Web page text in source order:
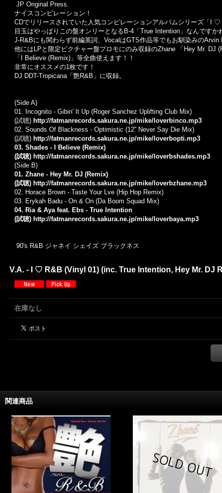
JP Original Press.
ナイスコンピレーション！
CDでリリースされていた人気コンピレーションアルバムシリーズ「I ♡
目玉はやっぱりこの盤オンリーとなるB-4「True Intention」なんですか
J-R&Bにも関わらず前編英詞、VocalはGTS作品等でもお馴染みの
他にはLPと限定ピクチャー盤プロモにのみ収録のZhane 「Hey Mr.
「I Believe (Remix)」等全曲使えます！！
非常にオススメの1枚です！
DJ DDT-Tropicana「艶R&B」に収録。
(Side A)
01. Incognito - Gibin' It Up (Roger Sanchez Uplifting Club Mix)
(試聴) http://fatmanrecords.sakura.ne.jp/mike/loverbinco.mp3
02. Sounds Of Blackness - Optimistic (12'' Never Say Die Mix)
(試聴) http://fatmanrecords.sakura.ne.jp/mike/loverbopti.mp3
03. Shades - I Believe (Remix)
(試聴) http://fatmanrecords.sakura.ne.jp/mike/loverbshades.mp3
(Side B)
01. Zhane - Hey Mr. DJ (Remix)
(試聴) http://fatmanrecords.sakura.ne.jp/mike/loverbzhane.mp3
02. Horace Brown - Taste Your Lve (Hip Hop Remix)
03. Erykah Badu - On & On (Da Boom Squad Mix)
04. Ria & Aya feat. Ebs - True Intention
(試聴) http://fatmanrecords.sakura.ne.jp/mike/loverbaya.mp3
90's R&B ジャネイ シェイズ ブラックネス
V.A. - I ♡ R&B (Vinyl 01) (inc. True Intention, Hey Mr. DJ
在庫なし
関連商品